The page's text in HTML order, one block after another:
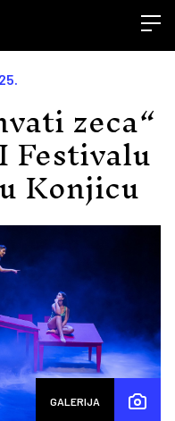
zeca“
Festivalu
Konjicu
GALERIJA